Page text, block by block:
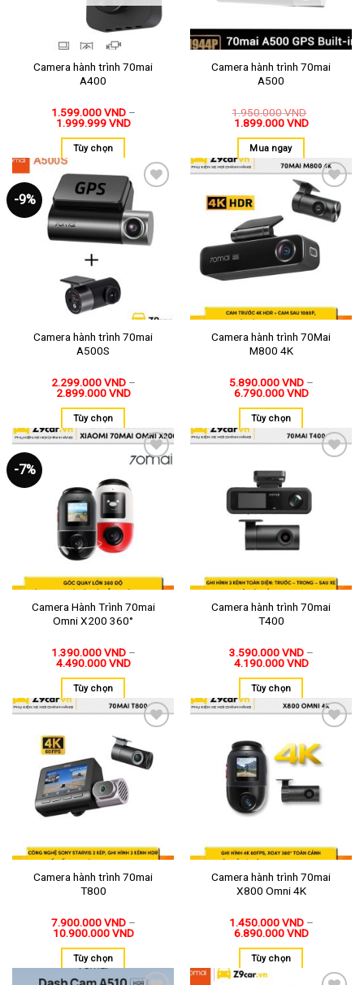
Camera hành trình 70mai
A400
1.599.000VND–
1.999.999VND
Tùy chọn
Camera hành trình 70mai
A500
1.950.000VND
1.899.000VND
Mua ngay
-9%
vào
yêu
thích
Camera hành trình 70mai
A500S
2.299.000VND–
2.899.000VND
Tùy chọn
Thêm
vào
yêu
Camera hành trình 70Mai
M800 4K
5.890.000VND–
6.790.000VND
Tùy chọn
-7%
Thêm
Camera Hành Trình 70mai
Omni X200 360°
1.390.000VND–
4.490.000VND
Tùy chọn
Camera hành trình 70mai
T400
3.590.000VND–
4.190.000VND
Tùy chọn
vào
yêu
thích
Camera hành trình 70mai
T800
7.900.000VND–
10.900.000VND
Tùy chọn
Camera hành trình 70mai
X800 Omni 4K
1.450.000VND–
6.890.000VND
Tùy chọn